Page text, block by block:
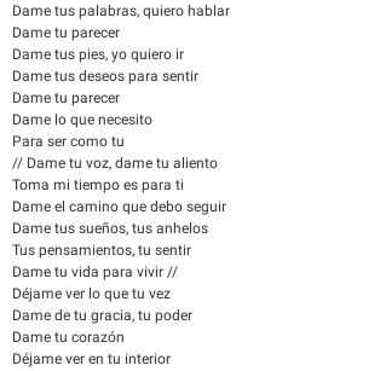
Dame tus palabras, quiero hablar
Dame tu parecer
Dame tus pies, yo quiero ir
Dame tus deseos para sentir
Dame tu parecer
Dame lo que necesito
Para ser como tu
// Dame tu voz, dame tu aliento
Toma mi tiempo es para ti
Dame el camino que debo seguir
Dame tus sueños, tus anhelos
Tus pensamientos, tu sentir
Dame tu vida para vivir //
Déjame ver lo que tu vez
Dame de tu gracia, tu poder
Dame tu corazón
Déjame ver en tu interior